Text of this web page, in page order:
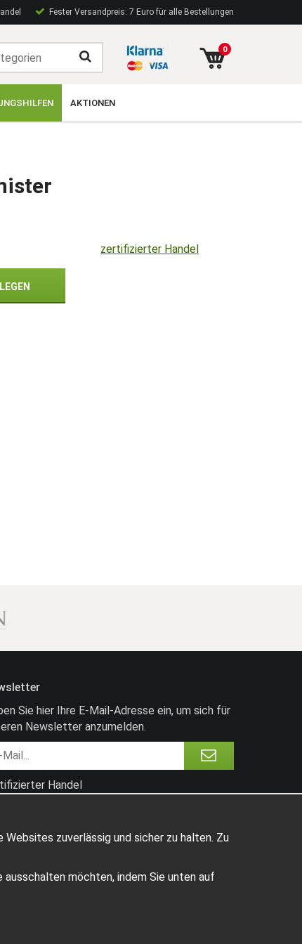
Fester Versandpreis: 7 Euro für alle Bestellungen
0
AKTIONEN
zertifizierter Handel
Sie hier Ihre E-Mail-Adresse ein, um sich für
Newsletter anzumelden.
Handel
Websites zuverlässig und sicher zu halten. Zu
ausschalten möchten, indem Sie unten auf